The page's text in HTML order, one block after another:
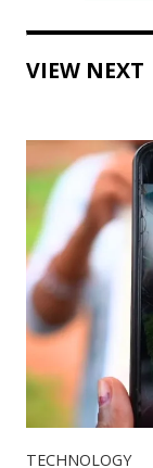
VIEW NEXT
TECHNOLOGY